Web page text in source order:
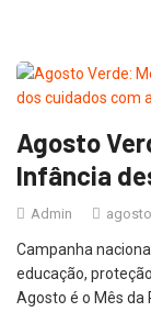
Agosto
Infância
Admin
Campanha
educação,
Agosto é o Mês